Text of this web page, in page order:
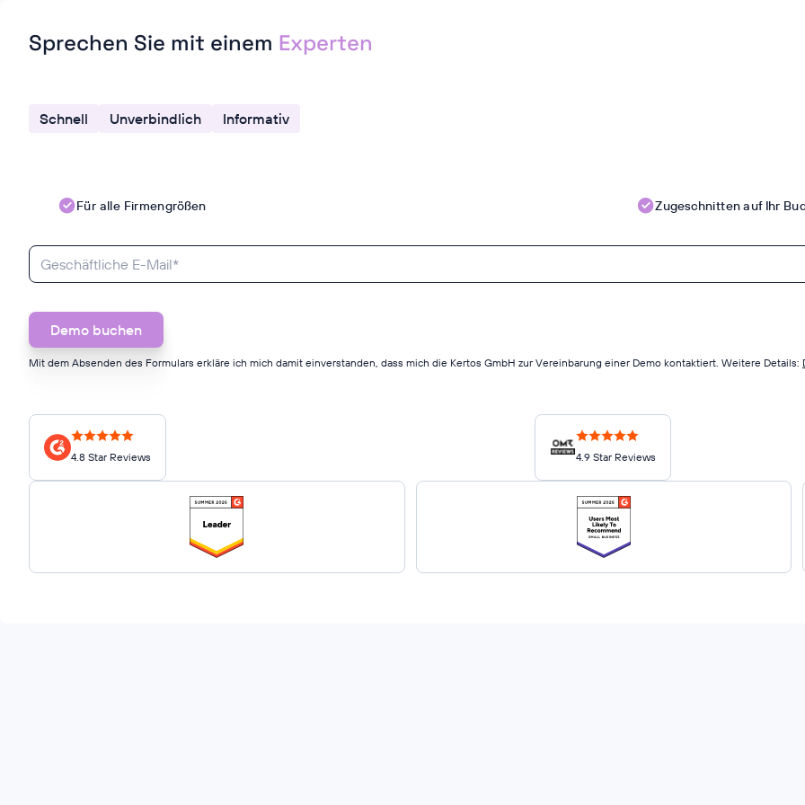
Sprechen Sie mit einem Experten
Schnell Unverbindlich Informativ
Für alle Firmengrößen Zugeschnitten auf Ihr
Mit dem Absenden des Formulars erkläre ich mich damit einverstanden, dass mich die Kertos GmbH zur Vereinbarung einer Demo kontaktiert. Weitere Details:
4.8 Star Reviews 4.9 Star Reviews